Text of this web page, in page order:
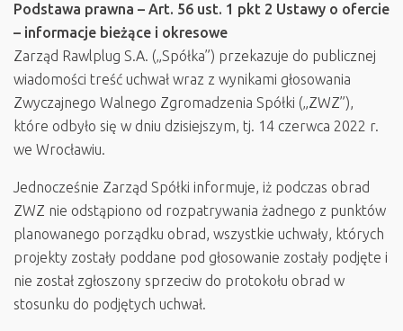
Podstawa prawna – Art. 56 ust. 1 pkt 2 Ustawy o ofercie
– informacje bieżące i okresowe
Zarząd Rawlplug S.A. („Spółka”) przekazuje do publicznej
wiadomości treść uchwał wraz z wynikami głosowania
Zwyczajnego Walnego Zgromadzenia Spółki („ZWZ”),
które odbyło się w dniu dzisiejszym, tj. 14 czerwca 2022 r.
we Wrocławiu.
Jednocześnie Zarząd Spółki informuje, iż podczas obrad
ZWZ nie odstąpiono od rozpatrywania żadnego z punktów
planowanego porządku obrad, wszystkie uchwały, których
projekty zostały poddane pod głosowanie zostały podjęte i
nie został zgłoszony sprzeciw do protokołu obrad w
stosunku do podjętych uchwał.